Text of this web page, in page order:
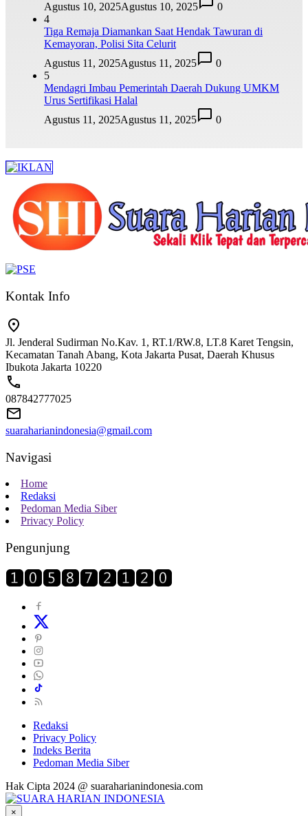
Agustus 10, 2025Agustus 10, 2025
0
4
Tiga Remaja Diamankan Saat Hendak Tawuran di
Kemayoran, Polisi Sita Celurit
Agustus 11, 2025Agustus 11, 2025
0
5
Mendagri Imbau Pemerintah Daerah Dukung UMKM
Urus Sertifikasi Halal
Agustus 11, 2025Agustus 11, 2025 0
Kontak Info
Jl. Jenderal Sudirman No.Kav. 1, RT.1/RW.8, LT.8 Karet Tengsin,
Kecamatan Tanah Abang, Kota Jakarta Pusat, Daerah Khusus
Ibukota Jakarta 10220
087842777025
suaraharianindonesia@gmail.com
Navigasi
Home
Redaksi
Pedoman Media Siber
Privacy Policy
Pengunjung
Redaksi
Privacy Policy
Indeks Berita
Pedoman Media Siber
Hak Cipta 2024 @ suaraharianindonesia.com
×